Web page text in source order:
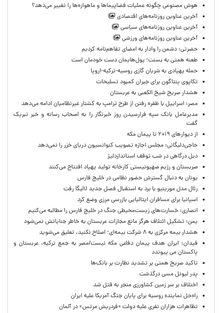
هوش مصنوعی چگونه عملیات فضاپیماها و ماهواره‌ها را تغییر می‌دهد؟
آخرین عناوین روزنامه‌های اقتصادی
آخرین عناوین روزنامه‌های سیاسی
آخرین عناوین روزنامه‌های ورزشی
حضرتی: دشمن را وادار به امضای تفاهم‌نامه کردیم
طعنه همتی به بسنت؛ پول‌هایمان دست خودمان است
حمله پهپادی به شریان گازی روسیه-ترکیه-اروپا
تکاپوی پنتاگون برای جبران کمبود تسلیحات
هشدار صریح شیخ الکعبی به عربستان
مصر: اسراییل با طفره رفتن از طرح ترامپ به کشتار غیرنظامیان ادامه می‌دهد
مدیرعامل بانک سپه فرارسیدن روز خبرنگار را به اصحاب رسانه و خبر تبریک
گفت
از دیوارهای ۲۰۱۹ تا پیمان مکه
حاجی‌دلیگانی: مجلس اجازه تصویب کنوانسیون دریای خزر را نمی‌دهد
دبل درگاهی در شب توقف استانداردلیژ
صربستان و رژیم صهیونیستی کارخانه تولید پهپاد افتتاح می‌کنند
یونان به دنبال گسترش حضور نظامی در خلیج فارس
رئال مدل مورینیو با برد به استقبال فصل جدید لالیگا رفت
اسپانیا برای مسافران ایتالیایی بازرسی مرزی وضع کرد
انصاری: خسارت‌های زیست‌محیطی جنگ در خلیج فارس را مطالبه‌ می‌کنیم
یمن: تشکیل ائتلاف هرگز مانع مجازات عربستان به خاطر جنایاتش نمی‌شود
هشدار بیمه مرکزی به ۸ شرکت بیمه‌ای؛ اصلاح نکنید، تعلیق می‌شوید
فیدان: ایران هدف پیمان دفاعی مکه نیست/مصر به جمع ترکیه، عربستان و
پاکستان می پیوندد
تاکید صریح همتی بر تشدید نظارت بر بانک‌ها
پدر لیونل مسی درگذشت
اختلاف بر سر زمین کشاورزی منجر به قتل شد
راه‌حل نماینده روسیه برای پایان جنگ آمریکا علیه ایران
تظاهرات هزاران نفری علیه دولت «فردریش مرتس» در آلمان